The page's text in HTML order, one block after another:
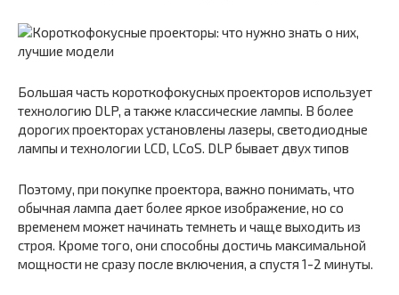
Большая часть короткофокусных проекторов использует
технологию DLP, а также классические лампы. В более
дорогих проекторах установлены лазеры, светодиодные
лампы и технологии LCD, LCoS. DLP бывает двух типов
Поэтому, при покупке проектора, важно понимать, что
обычная лампа дает более яркое изображение, но со
временем может начинать темнеть и чаще выходить из
строя. Кроме того, они способны достичь максимальной
мощности не сразу после включения, а спустя 1-2 минуты.